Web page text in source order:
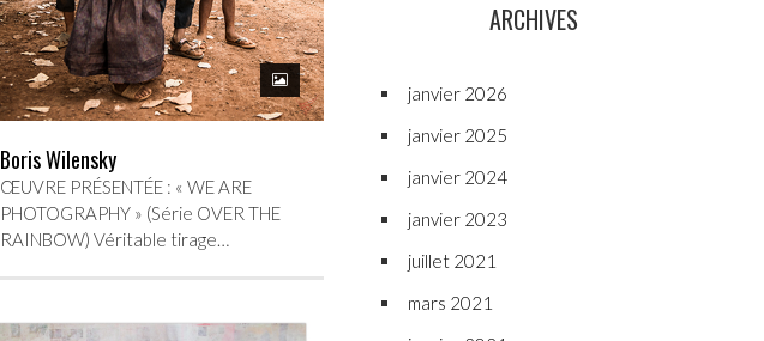
Boris Wilensky
ŒUVRE PRÉSENTÉE : « WE ARE
PHOTOGRAPHY » (Série OVER THE
RAINBOW) Véritable tirage…
ARCHIVES
janvier 2026
janvier 2025
janvier 2024
janvier 2023
juillet 2021
mars 2021